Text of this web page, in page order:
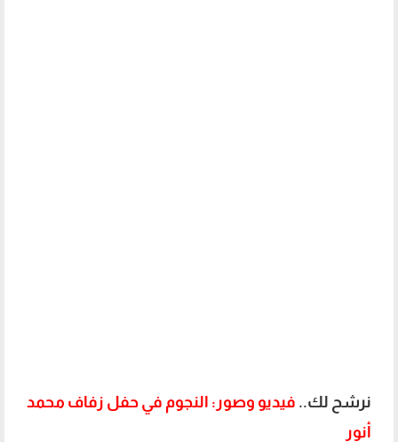
نرشح لك.. فيديو وصور: النجوم في حفل زفاف محمد
أنور